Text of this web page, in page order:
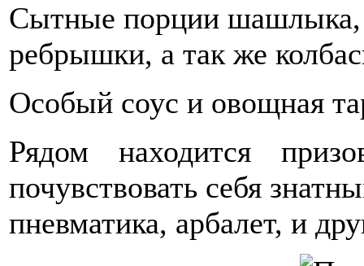
Сытные порции шашлыка,
ребрышки, а так же
Особый соус и овощная
Рядом находится
почувствовать себя
пневматика, арбалет, и